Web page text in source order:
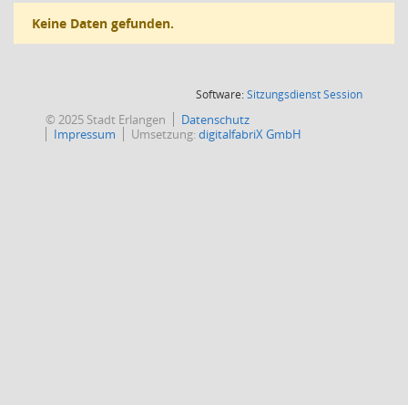
Keine Daten gefunden.
Software:SitzungsdienstSession(Wird in
© 2025 Stadt Erlangen
Datenschutz
Impressum
Umsetzung:digitalfabriX GmbH